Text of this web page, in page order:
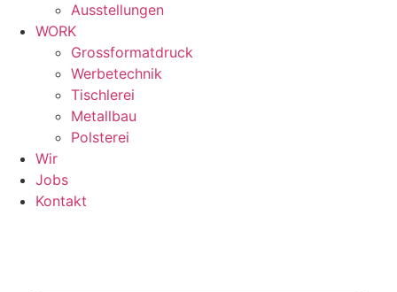
Ausstellungen
WORK
Grossformatdruck
Werbetechnik
Tischlerei
Metallbau
Polsterei
Wir
Jobs
Kontakt